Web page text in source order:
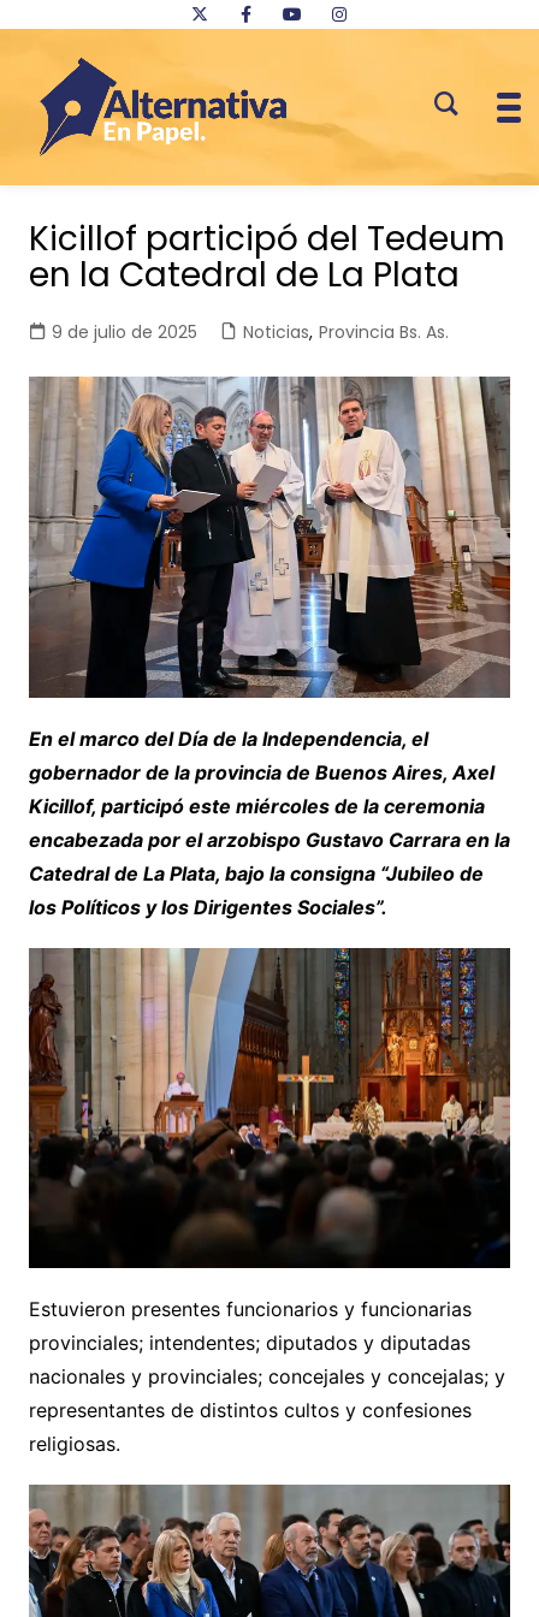
contenido
Kicillof participó del Tedeum
en la Catedral de La Plata
9 de julio de 2025 Noticias, Provincia Bs. As.
En el marco del Día de la Independencia, el
gobernador de la provincia de Buenos Aires, Axel
Kicillof, participó este miércoles de la ceremonia
encabezada por el arzobispo Gustavo Carrara en la
Catedral de La Plata, bajo la consigna “Jubileo de
los Políticos y los Dirigentes Sociales”.
Estuvieron presentes funcionarios y funcionarias
provinciales; intendentes; diputados y diputadas
nacionales y provinciales; concejales y concejalas; y
representantes de distintos cultos y confesiones
religiosas.